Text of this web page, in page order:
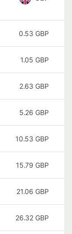
0.53 GBP
1.05 GBP
2.63 GBP
5.26 GBP
10.53 GBP
15.79 GBP
21.06 GBP
26.32 GBP